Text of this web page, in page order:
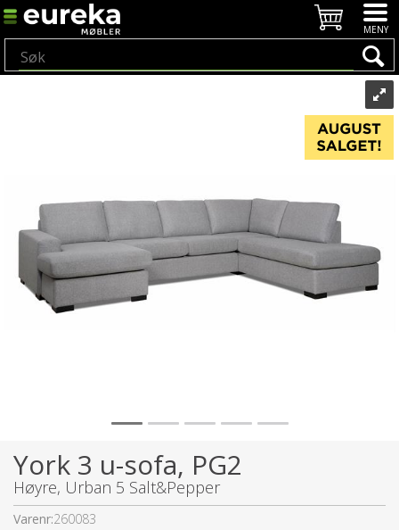
York 3 u-sofa, PG2
Høyre, Urban 5 Salt&Pepper
Varenr:260083